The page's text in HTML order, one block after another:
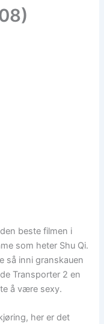
beste filmen i
som heter Shu Qi.
så inni granskauen
Transporter 2 en
å være sexy.
her er det